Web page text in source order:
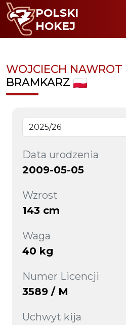
POLSKI
HOKEJ
WOJCIECH NAWROT
BRAMKARZ
Data urodzenia
2009-05-05
Wzrost
143 cm
Waga
40 kg
Numer Licencji
3589 / M
Uchwyt kija